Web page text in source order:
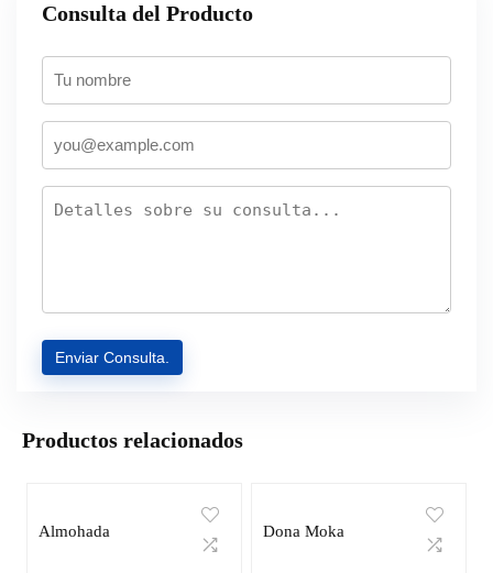
Consulta del Producto
Productos relacionados
Almohada Dona Moka